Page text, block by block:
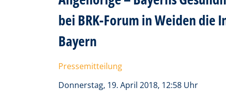
bei BRK-Forum in Weiden die
Bayern
Pressemitteilung
Donnerstag, 19. April 2018, 12:58 Uhr